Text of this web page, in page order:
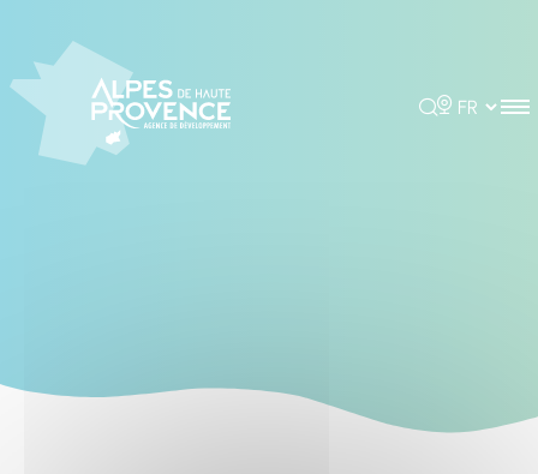
Rechercher
Choisir la